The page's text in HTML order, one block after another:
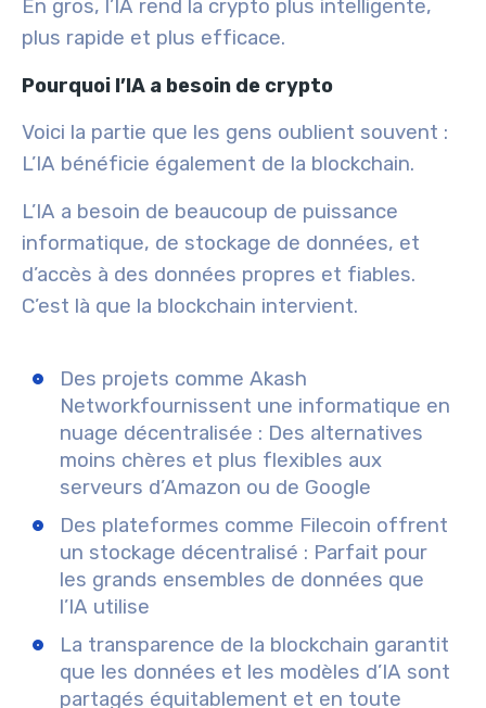
En gros, l’IA rend la crypto plus intelligente,
plus rapide et plus efficace.
Pourquoi l’IA a besoin de crypto
Voici la partie que les gens oublient souvent :
L’IA bénéficie également de la blockchain.
L’IA a besoin de beaucoup de puissance
informatique, de stockage de données, et
d’accès à des données propres et fiables.
C’est là que la blockchain intervient.
Des projets comme Akash
Networkfournissent une informatique en
nuage décentralisée : Des alternatives
moins chères et plus flexibles aux
serveurs d’Amazon ou de Google
Des plateformes comme Filecoin offrent
un stockage décentralisé : Parfait pour
les grands ensembles de données que
l’IA utilise
La transparence de la blockchain garantit
que les données et les modèles d’IA sont
partagés équitablement et en toute